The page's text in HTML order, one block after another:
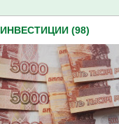
ИНВЕСТИЦИИ (98)